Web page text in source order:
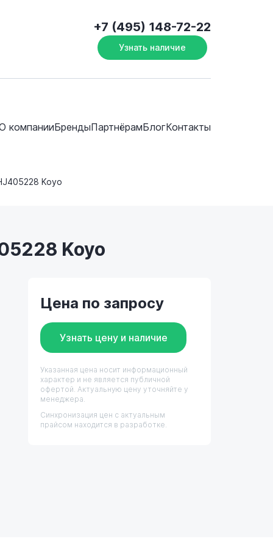
+7 (495) 148-72-22
Узнать наличие
компанииБрендыПартнёрамБлогКонтакты
Koyo
Koyo
Цена по запросу
Узнать цену и наличие
Указанная цена носит информационный
характер и не является публичной
офертой. Актуальную цену уточняйте у
менеджера.
Синхронизация цен с актуальным
прайсом находится в разработке.